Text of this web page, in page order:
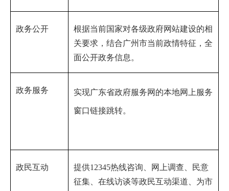
政务公开
根据当前国家对各级政府网站建设的相
关要求，结合广州市当前政情特征，全
面公开政务信息。
政务服务 实现广东省政府服务网的本地网上服务
窗口链接跳转。
政民互动
提供12345热线咨询、网上调查、民意
征集、在线访谈等政民互动渠道、为市